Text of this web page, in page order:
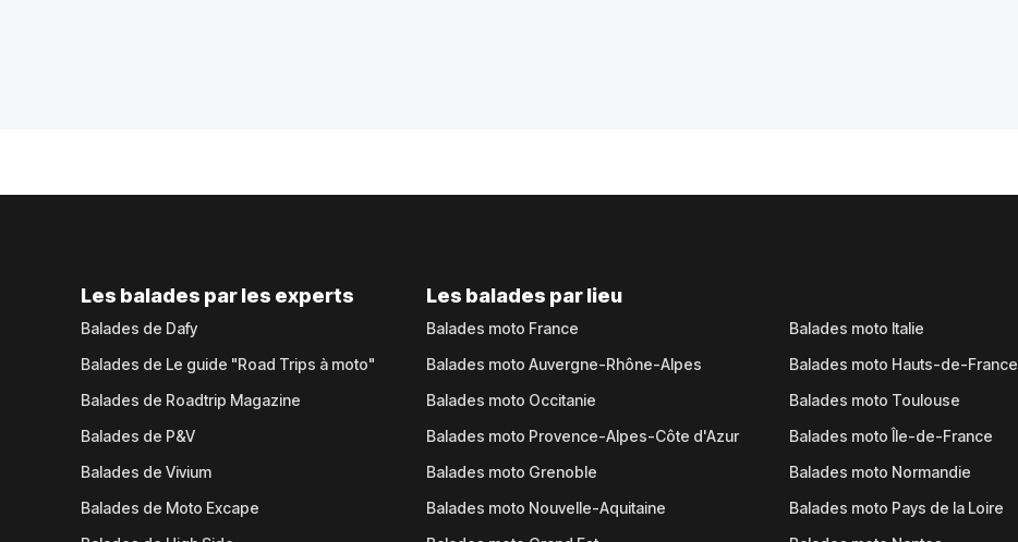
Les balades par les experts
Balades de Dafy
Balades de Le guide "Road Trips à moto"
Balades de Roadtrip Magazine
Balades de P&V
Balades de Vivium
Balades de Moto Excape
Les balades par lieu
Balades moto France
Balades moto Auvergne-Rhône-Alpes
Balades moto Occitanie
Balades moto Provence-Alpes-Côte d'Azur
Balades moto Grenoble
Balades moto Nouvelle-Aquitaine
Balades moto Italie
Balades moto Hauts-de-France
Balades moto Toulouse
Balades moto Île-de-France
Balades moto Normandie
Balades moto Pays de la Loire